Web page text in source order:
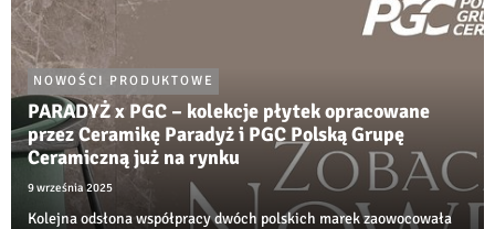
NOWOŚCI PRODUKTOWE
PARADYŻ x PGC – kolekcje płytek opracowane
przez Ceramikę Paradyż i PGC Polską Grupę
Ceramiczną już na rynku
9 września 2025
Kolejna odsłona współpracy dwóch polskich marek zaowocowała